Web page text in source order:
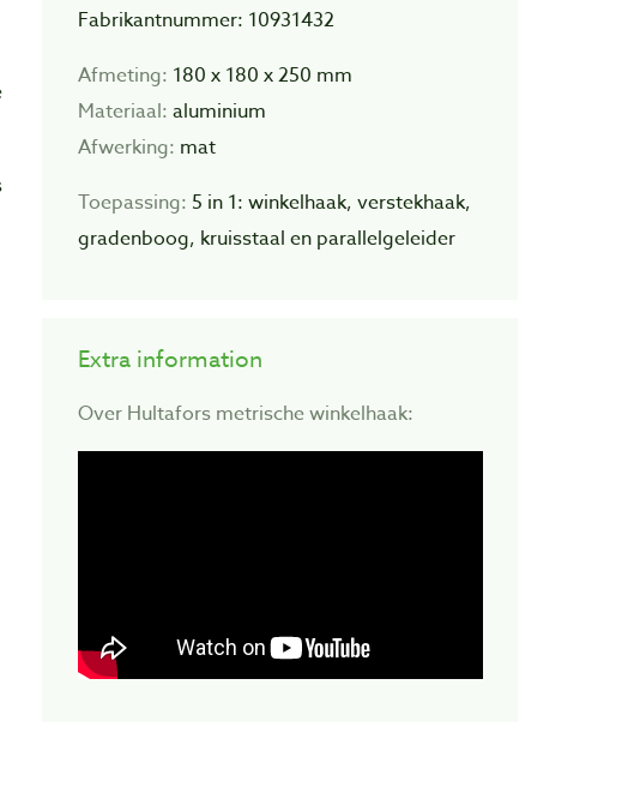
Fabrikantnummer: 10931432
Afmeting: 180 x 180 x 250 mm
Materiaal: aluminium
Afwerking: mat
Toepassing: 5 in 1: winkelhaak, verstekhaak,
gradenboog, kruisstaal en parallelgeleider
Extra information
Over Hultafors metrische winkelhaak: